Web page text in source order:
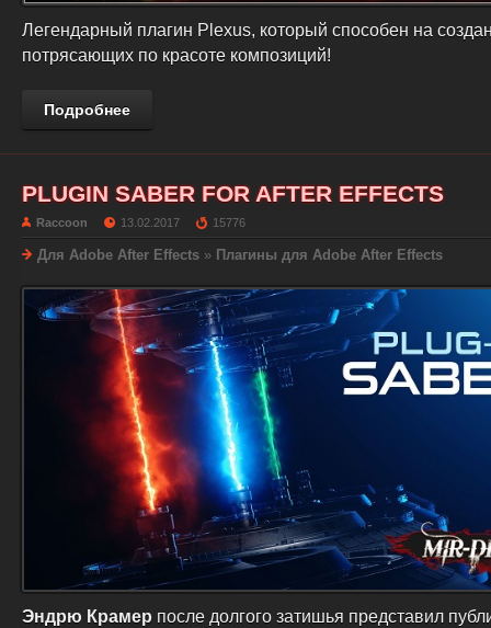
Легендарный плагин Plexus, который способен на
потрясающих по красоте композиций!
Подробнее
PLUGIN SABER FOR AFTER EFFECTS
Raccoon 13.02.2017 15776
Для Adobe After Effects » Плагины для Adobe After Effects
Эндрю Крамер после долгого затишья представил